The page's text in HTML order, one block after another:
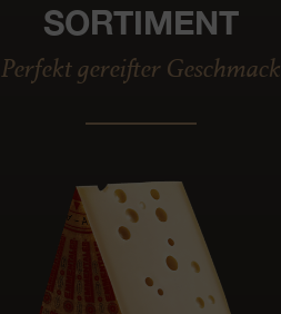
SORTIMENT
Perfekt gereifter Geschmack